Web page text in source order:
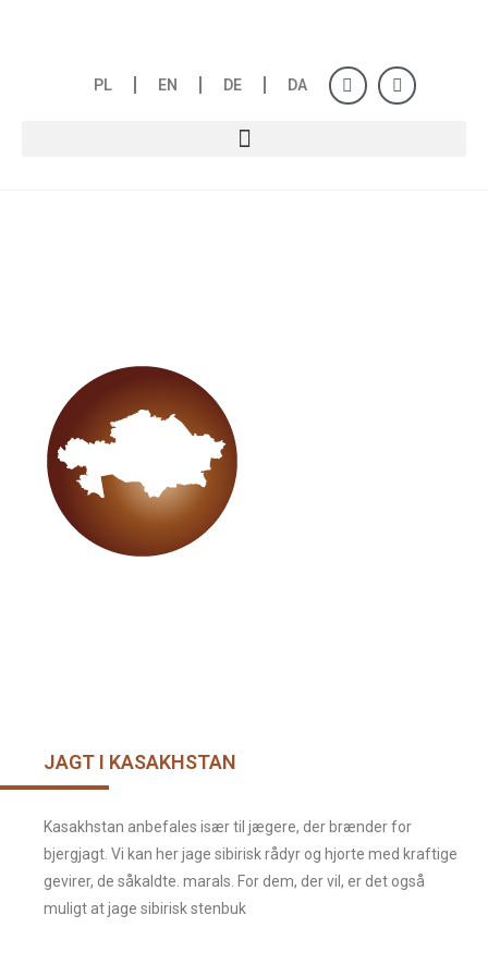
PL EN DE DA
KASAKHSTAN
JAGT I KASAKHSTAN
Kasakhstan anbefales især til jægere, der brænder for
bjergjagt. Vi kan her jage sibirisk rådyr og hjorte med kraftige
gevirer, de såkaldte. marals. For dem, der vil, er det også
muligt at jage sibirisk stenbuk